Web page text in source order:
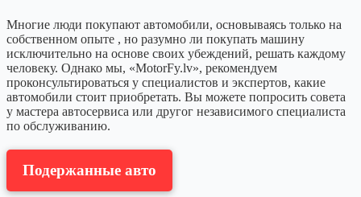
Многие люди покупают автомобили, основываясь только на
собственном опыте , но разумно ли покупать машину
исключительно на основе своих убеждений, решать каждому
человеку. Однако мы, «MotorFy.lv», рекомендуем
проконсультироваться у специалистов и экспертов, какие
автомобили стоит приобретать. Вы можете попросить совета
у мастера автосервиса или другог независимого специалиста
по обслуживанию.
Подержанные авто